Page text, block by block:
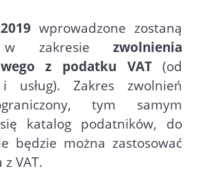
wprowadzone zostaną
w zakresiezwolnienia
z podatku VAT(od
usług). Zakres zwolnień
tym samym
katalog podatników, do
będzie można zastosować
VAT.